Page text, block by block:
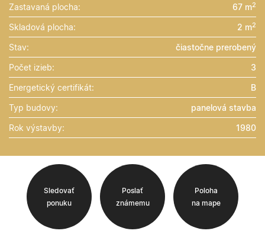
Zastavaná plocha: 67 m2
Skladová plocha: 2 m2
Stav:
čiastočne prerobený
Počet izieb:
3
Energetický certifikát:
B
Typ budovy:
panelová stavba
Rok výstavby:
1980
Sledovať
ponuku
Poslať
známemu
Poloha
na mape